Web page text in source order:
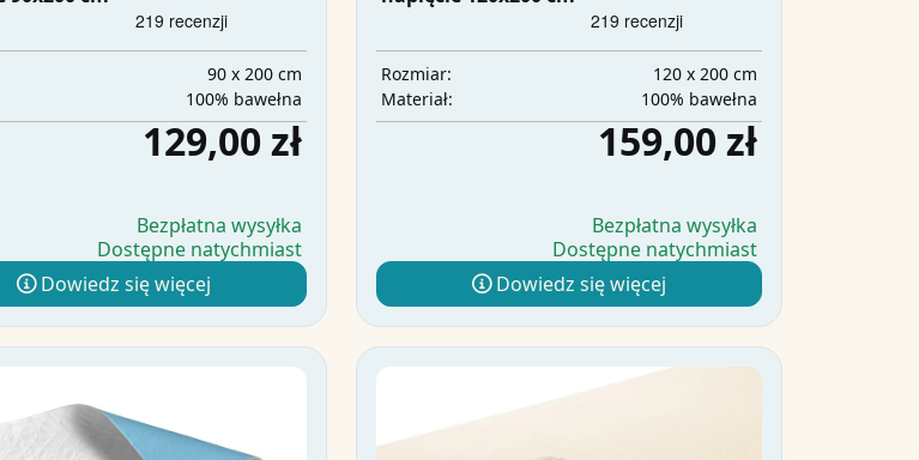
90 x 200 cm
100% bawełna
129,00 zł
Bezpłatna wysyłka
Dostępne natychmiast
Dowiedz się więcej
Rozmiar:
120 x 200 cm
Materiał:
100% bawełna
159,00 zł
Bezpłatna wysyłka
Dostępne natychmiast
Dowiedz się więcej